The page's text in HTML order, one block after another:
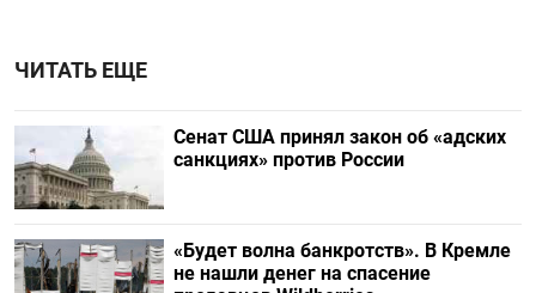
ЧИТАТЬ ЕЩЕ
Сенат США принял закон об «адских
санкциях» против России
«Будет волна банкротств». В Кремле
не нашли денег на спасение